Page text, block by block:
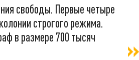
свободы. Первые четыре
строгого режима.
в размере 700 тысяч